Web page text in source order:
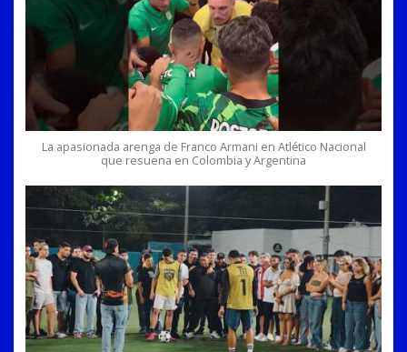
La apasionada arenga de Franco Armani en Atlético Nacional
que resuena en Colombia y Argentina